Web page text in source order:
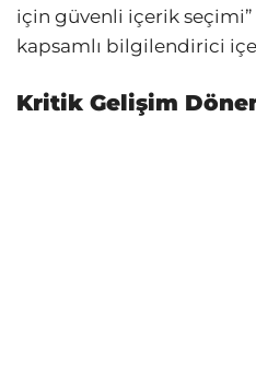
için güvenli içerik
kapsamlı bilgilendirici
Kritik Gelişim